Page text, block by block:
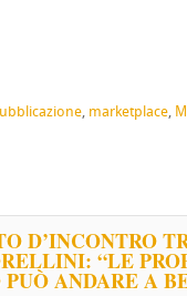
, marketplace,
D’INCONTRO
“LE
PUÒ ANDARE A